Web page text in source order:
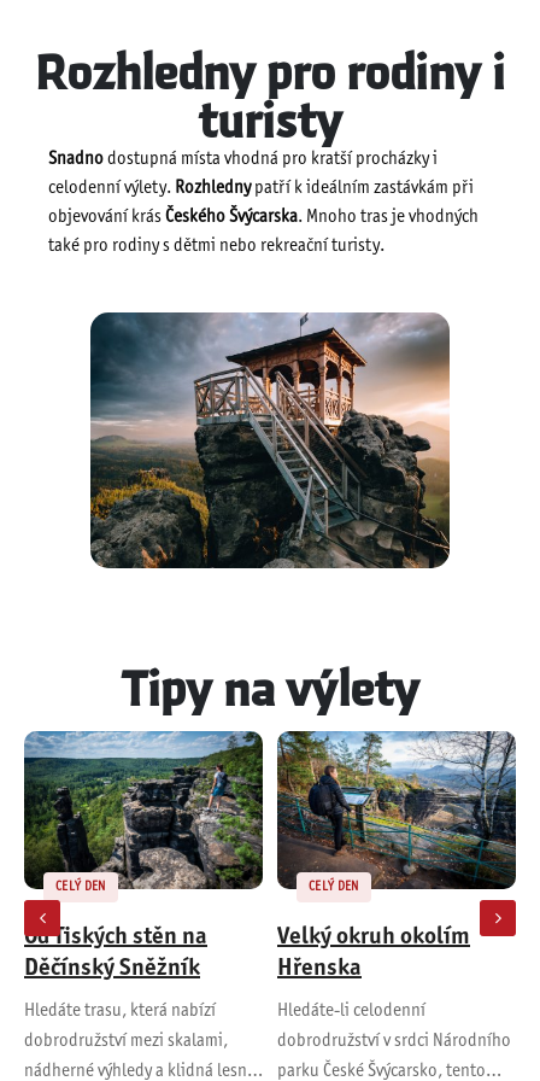
Rozhledny pro rodiny i
turisty
Snadno dostupná místa vhodná pro kratší procházky i
celodenní výlety. Rozhlednypatří k ideálním zastávkám při
objevování krás Českého Švýcarska. Mnoho tras je vhodných
také pro rodiny s dětmi nebo rekreační turisty.
Tipy na výlety
CELÝ DEN
Velký okruh okolím
Hřenska
Hledáte-li celodenní
dobrodružství v srdci Národního
parku České Švýcarsko, tento
PÁR HODIN PRO KOČÁRKY
Rodinný výlet po České
silnici – pohádky,
příroda a poklad na
konci cesty
Vydejte se s dětmi na
dobrodružný výlet po naučné
stezce na České silnici, která vás